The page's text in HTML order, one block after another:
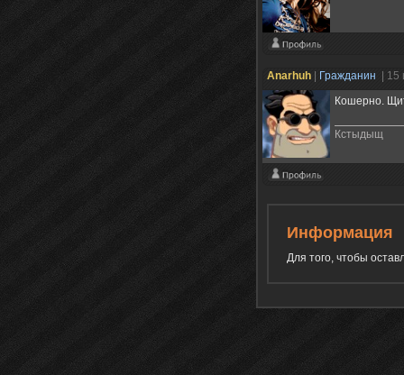
Anarhuh Гражданин
|
Кошерно.
Кстыдыщ
Информация
Для того, чтобы